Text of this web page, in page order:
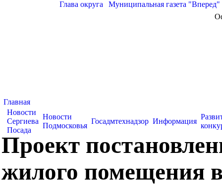
Глава округа Муниципальная газета "Вперед"
Главная
Новости
Сергиева
Посада
Новости
Подмосковья
Госадмтехнадзор Информация
Проект
жилого помещения